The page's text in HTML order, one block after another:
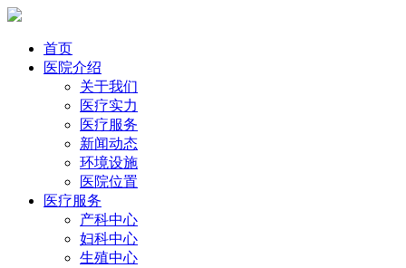
首页
医院介绍
关于我们
医疗实力
医疗服务
新闻动态
环境设施
医院位置
医疗服务
产科中心
妇科中心
生殖中心